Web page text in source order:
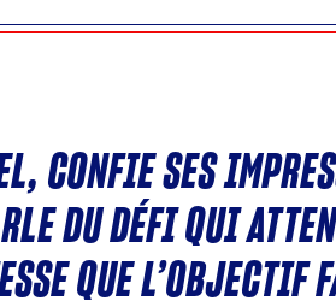
CONFIE SES
DU DÉFI QUI
QUE L’OBJECTIF